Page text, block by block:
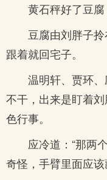
黄石秤好了豆腐
豆腐由刘胖子
跟着就回宅子。
温明轩、贾环
不干，出来是盯着
色行事。
应冷道：“那两
奇怪，手臂里面应